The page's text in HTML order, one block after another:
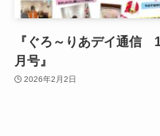
『ぐろ～りあデイ通信 1
月号』
2026年2月2日